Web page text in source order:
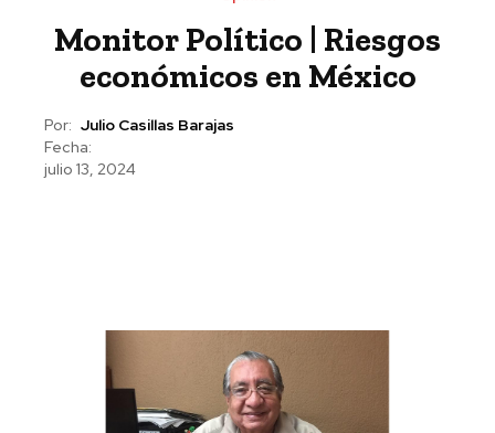
Monitor Político | Riesgos
económicos en México
Por: Julio Casillas Barajas
Fecha:
julio 13, 2024